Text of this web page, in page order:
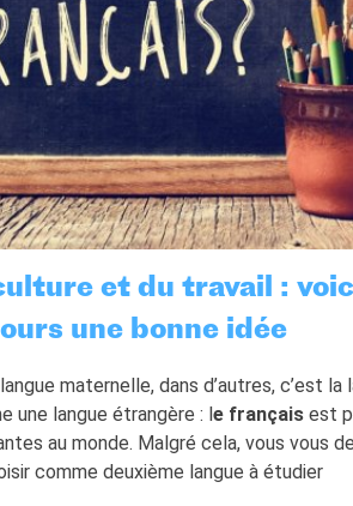
et du travail :
une bonne idée
maternelle, dans d’autres, c’est
une langue étrangère : l e français est
au monde. Malgré cela, vous vous
comme deuxième langue à étudier